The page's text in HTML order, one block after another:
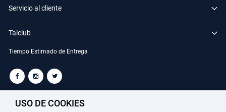
Servicio al cliente
Taiclub
Tiempo Estimado de Entrega
TAILOY S.A. RUC: 20100049181
USO DE COOKIES